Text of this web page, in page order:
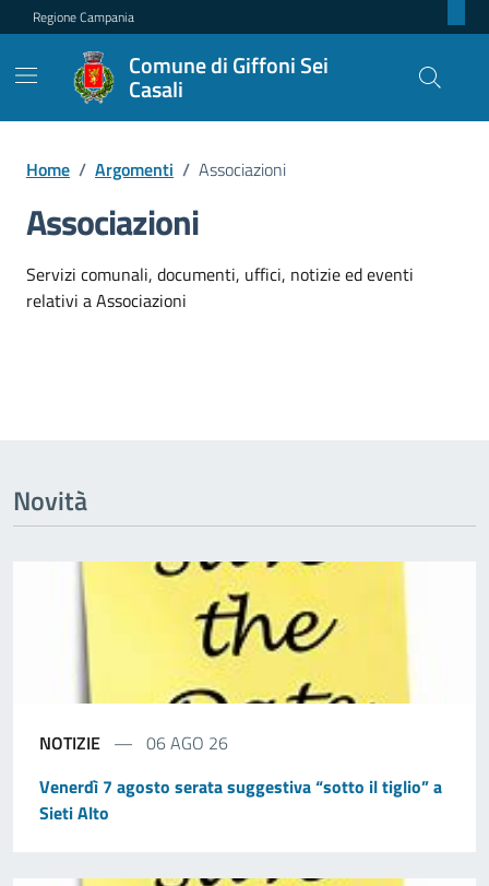
Regione Campania
Comune di Giffoni Sei
Casali
Home / Argomenti / Associazioni
Associazioni
Dettagli dell'argomento
Servizi comunali, documenti, uffici, notizie ed eventi
relativi a Associazioni
Novità
NOTIZIE
06 AGO 26
Venerdì 7 agosto serata suggestiva “sotto il tiglio” a
Sieti Alto